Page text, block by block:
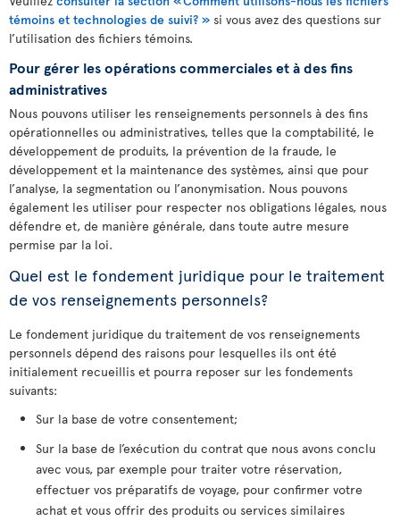
témoins et technologies de suivi? » si vous avez des questions sur
l’utilisation des fichiers témoins.
Pour gérer les opérations commerciales et à des fins
administratives
Nous pouvons utiliser les renseignements personnels à des fins
opérationnelles ou administratives, telles que la comptabilité, le
développement de produits, la prévention de la fraude, le
développement et la maintenance des systèmes, ainsi que pour
l’analyse, la segmentation ou l’anonymisation. Nous pouvons
également les utiliser pour respecter nos obligations légales, nous
défendre et, de manière générale, dans toute autre mesure
permise par la loi.
Quel est le fondement juridique pour le traitement
de vos renseignements personnels?
Le fondement juridique du traitement de vos renseignements
personnels dépend des raisons pour lesquelles ils ont été
initialement recueillis et pourra reposer sur les fondements
suivants:
Sur la base de votre consentement;
Sur la base de l’exécution du contrat que nous avons conclu
avec vous, par exemple pour traiter votre réservation,
effectuer vos préparatifs de voyage, pour confirmer votre
achat et vous offrir des produits ou services similaires